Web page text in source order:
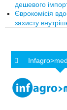
дешевого
Єврокомісія
захисту